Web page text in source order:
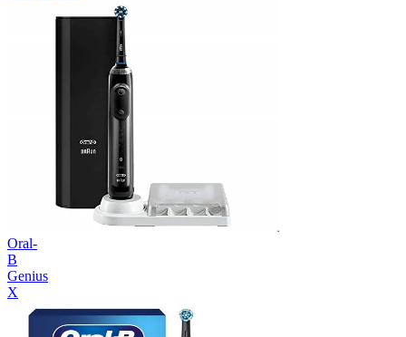
Oral-
B
Genius
X